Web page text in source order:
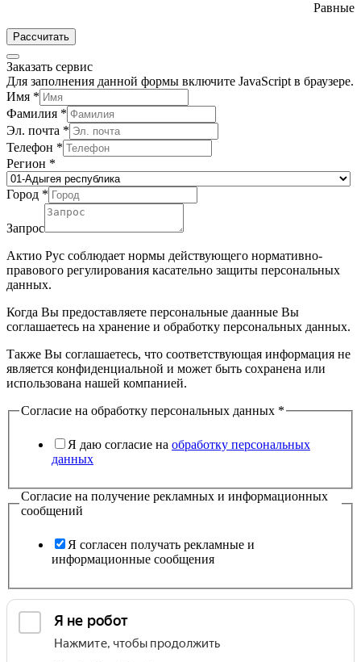
Равные
Рассчитать
Заказать сервис
Для заполнения данной формы включите JavaScript в браузере.
Имя *
Фамилия *
Эл. почта *
Телефон *
Регион *
Город *
Запрос
Актио Рус соблюдает нормы действующего нормативно-
правового регулирования касательно защиты персональных
данных.
Когда Вы предоставляете персональные даанные Вы
соглашаетесь на хранение и обработку персональных данных.
Также Вы соглашаетесь, что соответствующая информация не
является конфиденциальной и может быть сохранена или
использована нашей компанией.
Согласие на обработку персональных данных *
Я даю согласие на обработку персональных
данных
Согласие на получение рекламных и информационных
сообщений
Я согласен получать рекламные и
информационные сообщения